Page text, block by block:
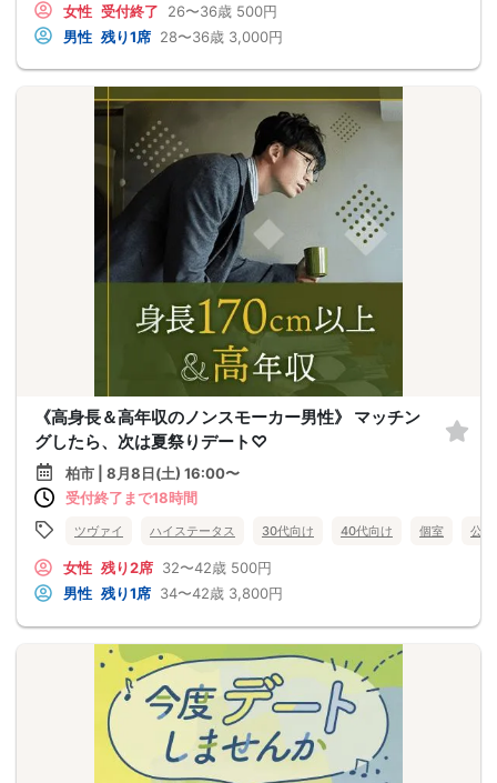
女性 受付終了 26〜36歳 500円
男性 残り1席 28〜36歳 3,000円
《高身長＆高年収のノンスモーカー男性》 マッチン
グしたら、次は夏祭りデート♡
柏市 | 8月8日(土) 16:00〜
受付終了まで18時間
ツヴァイ ハイステータス 30代向け 40代向け 個室 公
女性 残り2席 32〜42歳 500円
男性 残り1席 34〜42歳 3,800円